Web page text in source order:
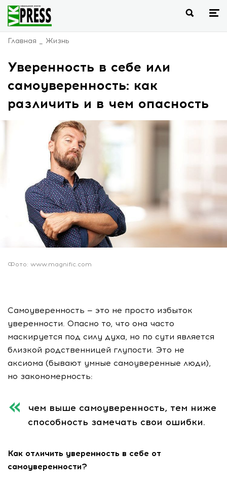
Главная Жизнь
Уверенность в себе или
самоуверенность: как
различить и в чем опасность
Фото: www.magnific.com
Самоуверенность — это не просто избыток
уверенности. Опасно то, что она часто
маскируется под силу духа, но по сути является
близкой родственницей глупости. Это не
аксиома (бывают умные самоуверенные люди),
но закономерность:
чем выше самоуверенность, тем ниже
способность замечать свои ошибки.
Как отличить уверенность в себе от
самоуверенности?